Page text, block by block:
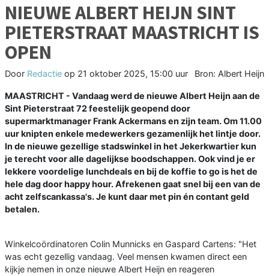
NIEUWE ALBERT HEIJN SINT
PIETERSTRAAT MAASTRICHT IS
OPEN
Door Redactie op 21 oktober 2025, 15:00 uur Bron: Albert Heijn
MAASTRICHT - Vandaag werd de nieuwe Albert Heijn aan de
Sint Pieterstraat 72 feestelijk geopend door
supermarktmanager Frank Ackermans en zijn team. Om 11.00
uur knipten enkele medewerkers gezamenlijk het lintje door.
In de nieuwe gezellige stadswinkel in het Jekerkwartier kun
je terecht voor alle dagelijkse boodschappen. Ook vind je er
lekkere voordelige lunchdeals en bij de koffie to go is het de
hele dag door happy hour. Afrekenen gaat snel bij een van de
acht zelfscankassa's. Je kunt daar met pin én contant geld
betalen.
Winkelcoördinatoren Colin Munnicks en Gaspard Cartens: "Het
was echt gezellig vandaag. Veel mensen kwamen direct een
kijkje nemen in onze nieuwe Albert Heijn en reageren